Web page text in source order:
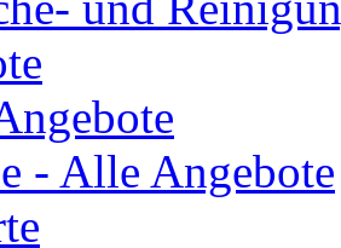
- Alle Angebote